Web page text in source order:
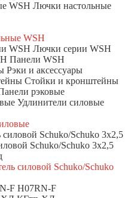
Лючки настольные
WSH
Лючки серии WSH
Панели WSH
Рэки и аксессуары
Стойки и кронштейны
рэковые
Удлинители силовые
Schuko/Schuko 3х2,5
силовой Schuko/Schuko
H07RN-F